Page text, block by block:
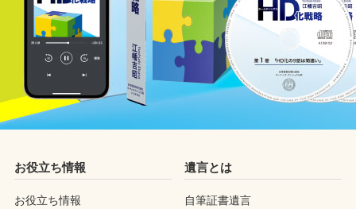
お役立ち情報
お役立ち情報
遺言とは
自筆証書遺言